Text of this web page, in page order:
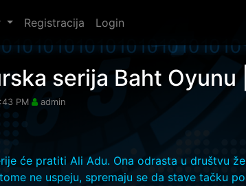
Registracija Login
serija Baht Oyunu
PM admin
će pratiti Ali Adu. Ona odrasta u društvu
ne uspeju, spremaju se da stave tačku